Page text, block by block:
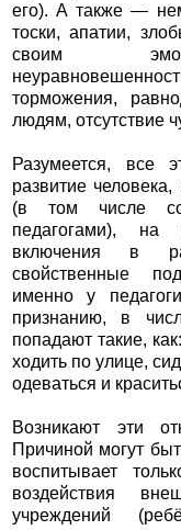
его). А также —
тоски, апатии,
своим
торможения,
людям, отсутствие
Разумеется, все
развитие
(в том числе со
педагогами), на
включения в
свойственные
именно у
признанию, в
попадают такие,
ходить по улице,
одеваться и
Возникают эти
Причиной могут
воспитывает
воздействия
учреждений